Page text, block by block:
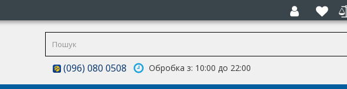
(096) 080 0508 Обробка з: 10:00 до 22:00